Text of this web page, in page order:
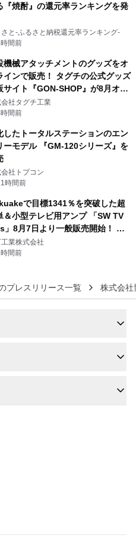
『焼酎』の還元率ランキングを発
さと-ふるさと納税還元率ランキング-
間前
機械アタッチメントのグッズをオ
インで販売！ タグチの公式グッズ
サイト『GON-SHOP』が8月オー
社タグチ工業
間前
したトータルステーションのエン
ーモデル 『GM-120シリーズ』を
社トプコン
時間前
で目標1341％を突破した超
＆小型テレビ用アンプ 「SW TV
」8月7日より一般販売開始！ ケ
ル1本つなぐだけ、テレビの音が
と豊かに
業株式会社
間前
プレスリリース一覧 株式会社